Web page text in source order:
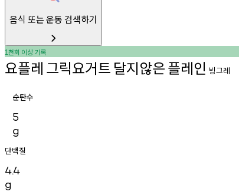
음식 또는 운동 검색하기
1천회 이상기록
요플레 그릭요거트 달지않은플레인 빙그레
순탄수
5
g
단백질
4.4
g